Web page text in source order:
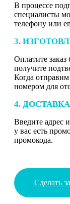
В процессе
специалисты
телефону или
3.
Оплатите
получите
Когда
номером для
4.
Введите адрес
у вас есть
промокода.
Сделать